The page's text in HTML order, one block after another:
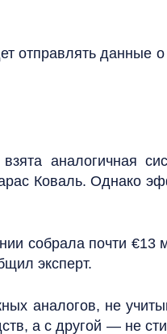
отправлять данные
аналогичная
Коваль. Однако
собрала почти
эксперт.
аналогов, не
а с другой — не